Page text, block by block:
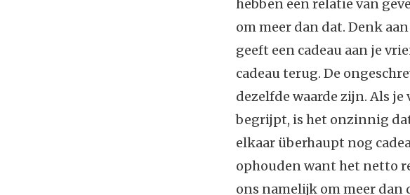
hebben een relatie van
om meer dan dat. Denk
geeft een cadeau aan je
cadeau terug. De
dezelfde waarde zijn. Als
begrijpt, is het onzinnig
elkaar überhaupt nog
ophouden want het netto
ons namelijk om meer dan